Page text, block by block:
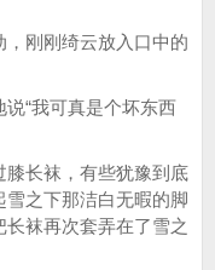
刚刚绮云放入口中的
“我可真是个坏东西
长袜，有些犹豫到底
之下那洁白无暇的脚
袜再次套弄在了雪之